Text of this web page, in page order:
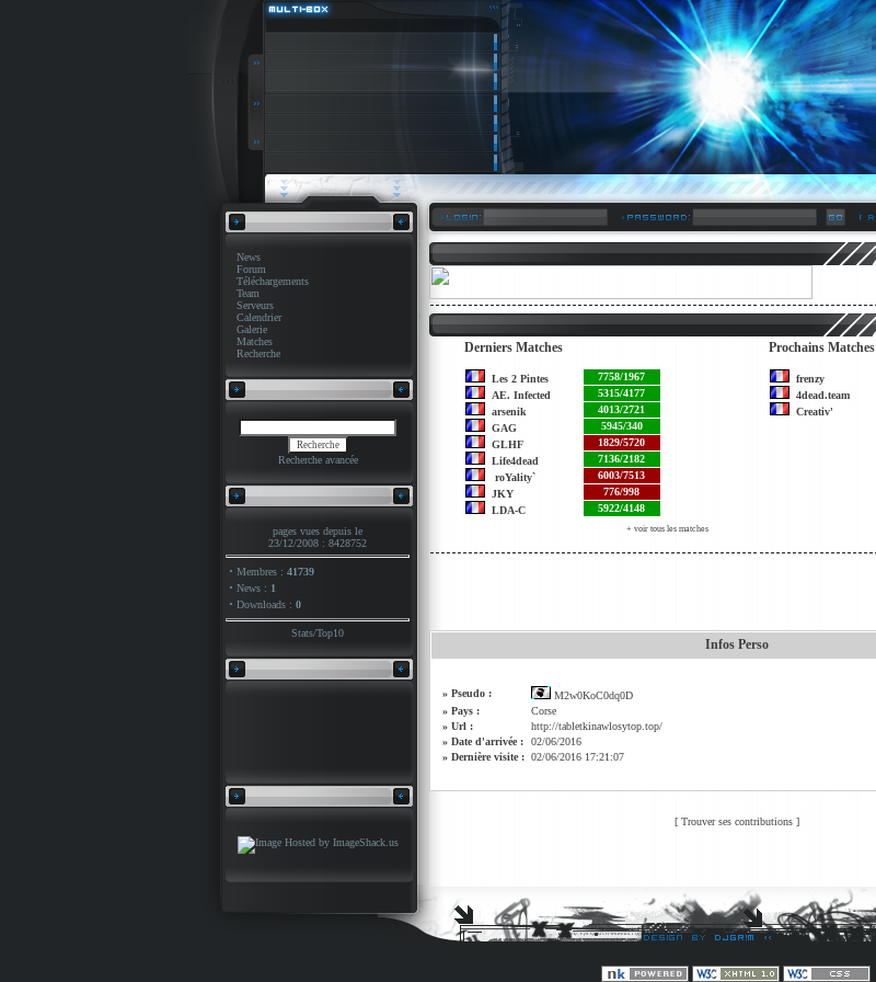
News
Forum
Téléchargements
Team
Serveurs
Calendrier
Galerie
Matches
Recherche
Recherche avancée
pages vues depuis le
23/12/2008 : 8428752
· Membres : 41739
· News : 1
· Downloads : 0
Stats/Top10
Derniers Matches
Les 2 Pintes
7758/1967
AE. Infected
5315/4177
arsenik
4013/2721
GAG
5945/340
GLHF
1829/5720
Life4dead
7136/2182
roYality`
6003/7513
JKY
776/998
LDA-C
5922/4148
Prochains Matches
frenzy
4dead.team
Creativ'
+ voir tous les matches
Infos Perso
» Pseudo :
M2w0KoC0dq0D
» Pays :
Corse
» Url :
http://tabletkinawlosytop.top/
» Date d'arrivée :
02/06/2016
» Dernière visite : 02/06/2016 17:21:07
[ Trouver ses contributions ]